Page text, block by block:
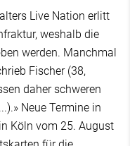
Live Nation erlitt
weshalb die
werden. Manchmal
Fischer (38,
daher schweren
Neue Termine in
Köln vom 25. August